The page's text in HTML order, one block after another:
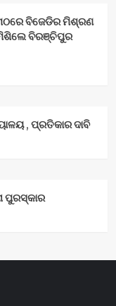
ବିଜେଡିର ମିଶ୍ରଣ
ମିଶିଲେ ବିରଞ୍ଚିପୁର
, ପ୍ରତିକାର ଦାବି
ପୁରସ୍କାର